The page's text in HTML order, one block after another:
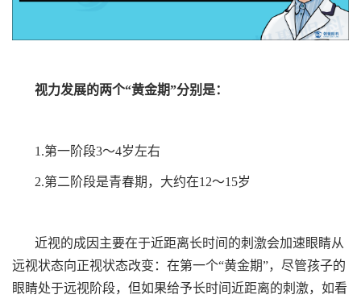
视力发展的两个“黄金期”分别是：
1.第一阶段3～4岁左右
2.第二阶段是青春期，大约在12～15岁
近视的成因主要在于近距离长时间的刺激会加速眼睛从
远视状态向正视状态改变：在第一个“黄金期”，尽管孩子的
眼睛处于远视阶段，但如果给予长时间近距离的刺激，如看